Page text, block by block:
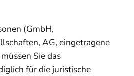
(GmbH,
AG, eingetragene
Sie das
für die juristische